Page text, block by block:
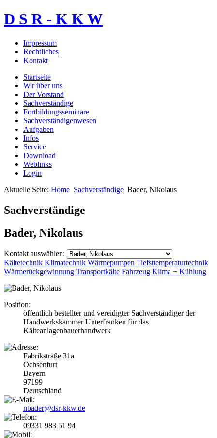
D S R - K K W
Impressum
Rechtliches
Kontakt
Startseite
Wir über uns
Der Vorstand
Sachverständige
Fortbildungsseminare
Sachverständigenwesen
Aufgaben
Infos
Service
Download
Weblinks
Login
Aktuelle Seite: Home Sachverständige Bader, Nikolaus
Sachverständige
Bader, Nikolaus
Kontakt auswählen:
Kältetechnik Klimatechnik Wärmepumpen Tiefsttemperaturtechnik
Wärmerückgewinnung Transportkälte Fahrzeug Klima + Kühlung
Position:
öffentlich bestellter und vereidigter Sachverständiger der
Handwerkskammer Unterfranken für das
Kälteanlagenbauerhandwerk
Fabrikstraße 31a
Ochsenfurt
Bayern
97199
Deutschland
nbader@dsr-kkw.de
09331 983 51 94